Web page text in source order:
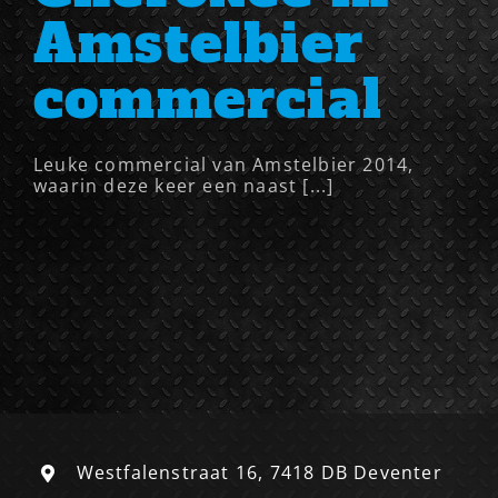
Amstelbier
commercial
Leuke commercial van Amstelbier 2014,
waarin deze keer een naast [...]
Westfalenstraat 16, 7418 DB Deventer